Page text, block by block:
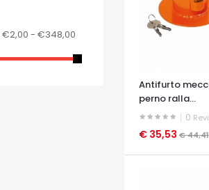
€2,00 - €348,00
Antifurto
perno ralla...
0
€ 35,53 € 44,41
OCCHIATA